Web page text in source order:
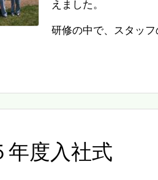
えました。
研修の中で、スタッ
年度入社式